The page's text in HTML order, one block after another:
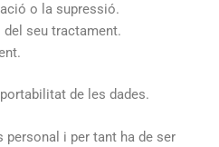
o la supressió.
seu tractament.
de les dades.
personal i per tant ha de ser